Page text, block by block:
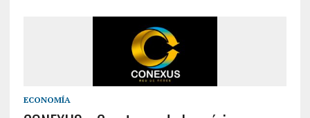
ECONOMÍA